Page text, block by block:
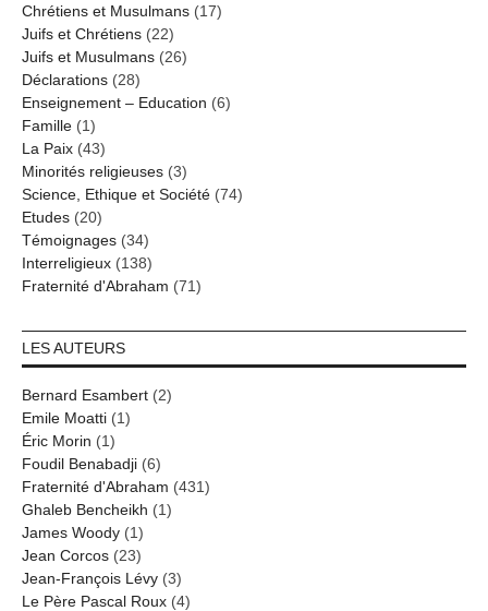
Chrétiens et Musulmans (17)
Juifs et Chrétiens (22)
Juifs et Musulmans (26)
Déclarations (28)
Enseignement – Education (6)
Famille (1)
La Paix (43)
Minorités religieuses (3)
Science, Ethique et Société (74)
Etudes (20)
Témoignages (34)
Interreligieux (138)
Fraternité d'Abraham (71)
LES AUTEURS
Bernard Esambert (2)
Emile Moatti (1)
Éric Morin (1)
Foudil Benabadji (6)
Fraternité d'Abraham (431)
Ghaleb Bencheikh (1)
James Woody (1)
Jean Corcos (23)
Jean-François Lévy (3)
Le Père Pascal Roux (4)